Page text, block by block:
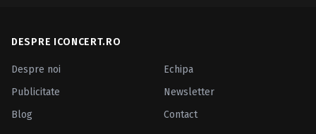
DESPRE ICONCERT.RO
Despre noi
Echipa
Publicitate
Newsletter
Blog
Contact